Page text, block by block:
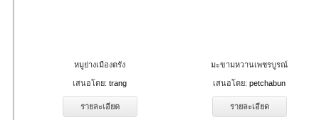
หมูย่างเมืองตรัง
เสนอโดย: trang
รายละเอียด
มะขามหวานเพชรบูรณ์
เสนอโดย: petchabun
รายละเอียด